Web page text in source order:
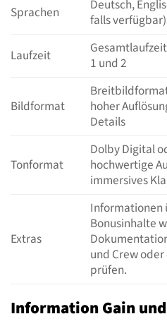
Sprachen
Deutsch,
falls verfügbar)
Laufzeit
1 und 2
Bildformat
hoher
Details
Tonformat
Dolby Digital
hochwertige
immersives
Extras
Informationen
Bonusinhalte
und Crew
prüfen.
Information Gain